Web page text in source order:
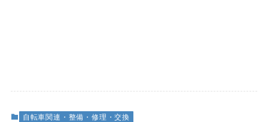
自転車関連・整備・修理・交換